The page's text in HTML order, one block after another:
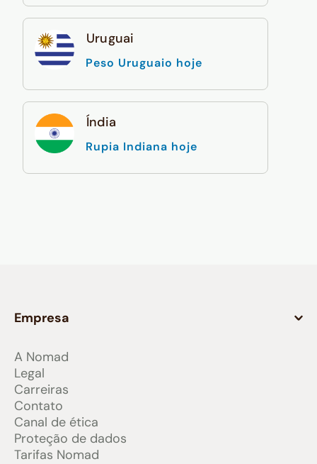
Uruguai
Peso Uruguaio hoje
Índia
Rupia Indiana hoje
Empresa
A Nomad
Legal
Carreiras
Contato
Canal de ética
Proteção de dados
Tarifas Nomad